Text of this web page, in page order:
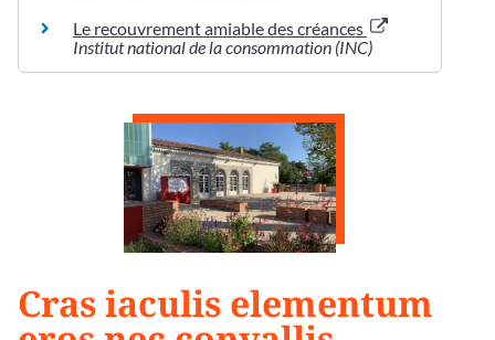
Le recouvrement amiable des créances
Institut national de la consommation (INC)
Cras iaculis elementum